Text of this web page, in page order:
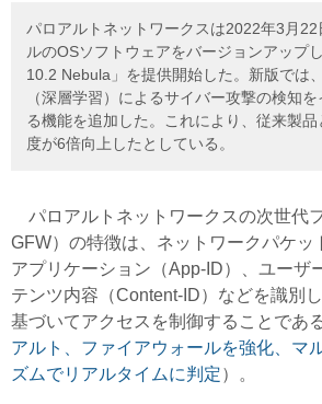
パロアルトネットワークスは2022年3月
ルのOSソフトウェアをバージョンアップ
10.2 Nebula」を提供開始した。新版では
（深層学習）によるサイバー攻撃の検知
る機能を追加した。これにより、従来製
度が6倍向上したとしている。
パロアルトネットワークスの次世代
GFW）の特徴は、ネットワークパケッ
アプリケーション（App-ID）、ユーザ
テンツ内容（Content-ID）などを識別
基づいてアクセスを制御することであ
アルト、ファイアウォールを強化、マ
ズムでリアルタイムに判定）。